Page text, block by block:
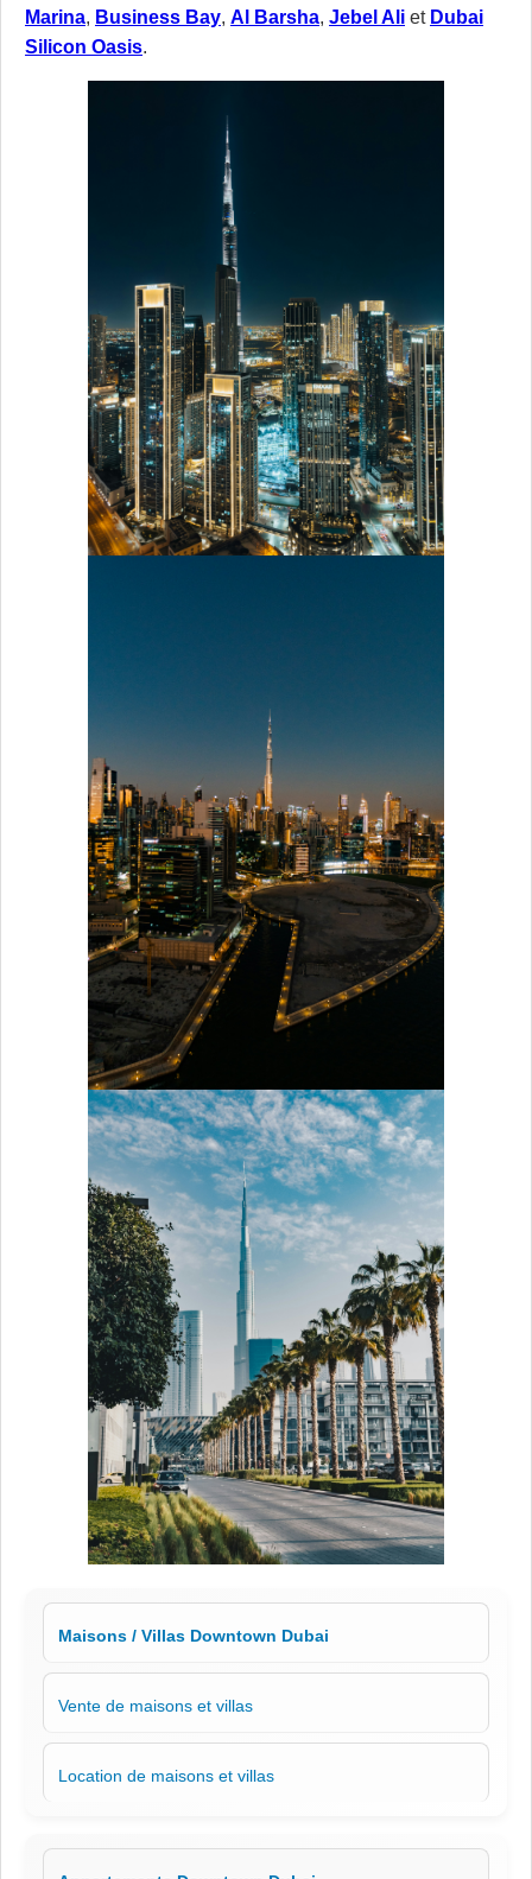
Marina, Business Bay, Al Barsha, Jebel Ali et Dubai
Silicon Oasis.
Maisons / Villas Downtown Dubai
Vente de maisons et villas
Location de maisons et villas